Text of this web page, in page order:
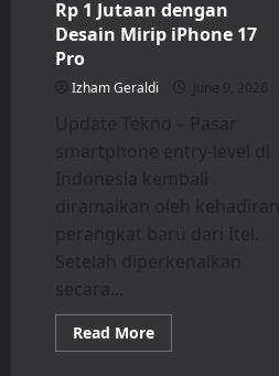
Rp 1 Jutaan dengan
Desain Mirip iPhone 17
Pro
Izham Geraldi June 9, 2026
Update Tekno – Pasar
smartphone entry-level di
Indonesia kembali
diramaikan oleh kehadiran
perangkat baru dari Itel.
Setelah diperkenalkan
secara...
Read MoreRead
more